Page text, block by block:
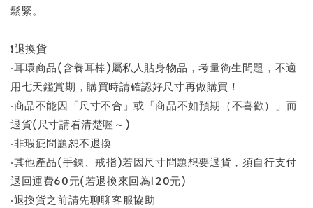
鬆緊。
❗退換貨
‧耳環商品(含養耳棒)屬私人貼身物品，考量衛生問題，不適
用七天鑑賞期，購買時請確認好尺寸再做購買！
‧商品不能因「尺寸不合」或「商品不如預期（不喜歡）」而
退貨(尺寸請看清楚喔～)
‧非瑕疵問題恕不退換
‧其他產品(手鍊、戒指)若因尺寸問題想要退貨，須自行支付
退回運費60元(若退換來回為120元)
‧退換貨之前請先聊聊客服協助